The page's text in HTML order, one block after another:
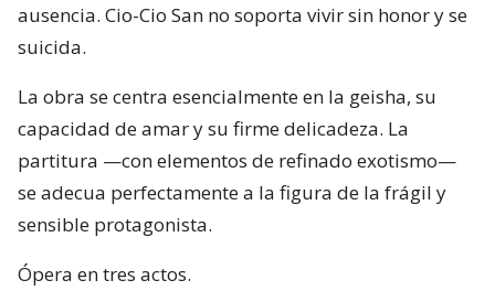
ausencia. Cio-Cio San no soporta vivir sin honor y se
suicida.
La obra se centra esencialmente en la geisha, su
capacidad de amar y su firme delicadeza. La
partitura —con elementos de refinado exotismo—
se adecua perfectamente a la figura de la frágil y
sensible protagonista.
Ópera en tres actos.